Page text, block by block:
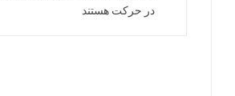
در حرکت هستند